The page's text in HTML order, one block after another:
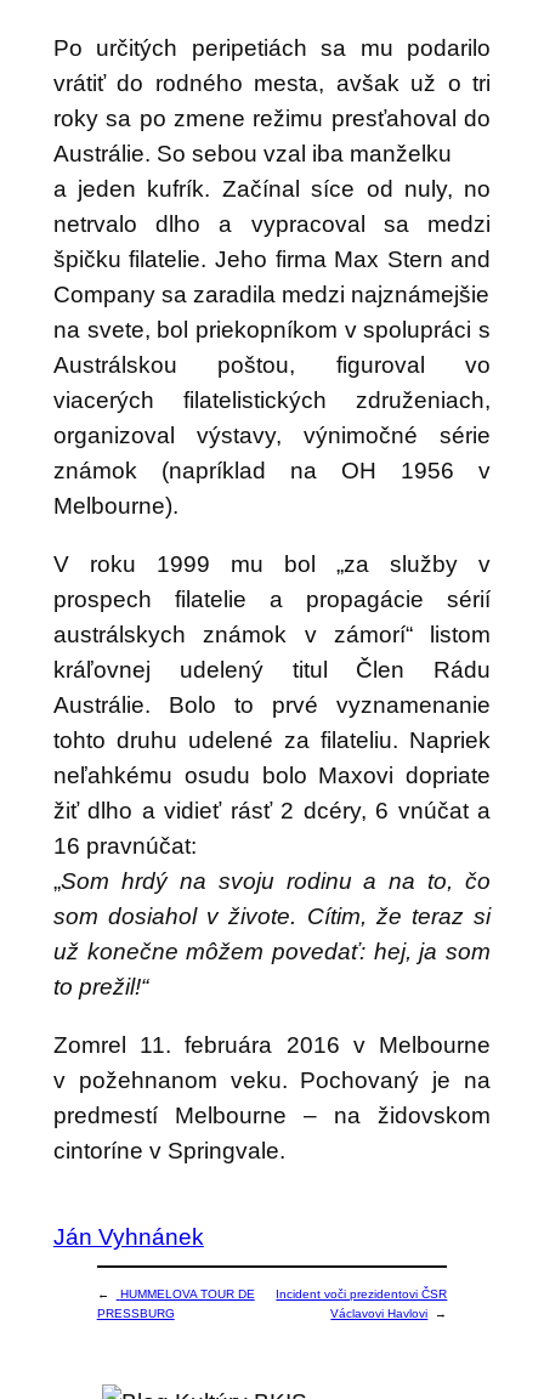
Po určitých peripetiách sa mu podarilo
vrátiť do rodného mesta, avšak už o tri
roky sa po zmene režimu presťahoval do
Austrálie. So sebou vzal iba manželku
a jeden kufrík. Začínal síce od nuly, no
netrvalo dlho a vypracoval sa medzi
špičku filatelie. Jeho firma Max Stern and
Company sa zaradila medzi najznámejšie
na svete, bol priekopníkom v spolupráci s
Austrálskou poštou, figuroval vo
viacerých filatelistických združeniach,
organizoval výstavy, výnimočné série
známok (napríklad na OH 1956 v
Melbourne).
V roku 1999 mu bol „za služby v
prospech filatelie a propagácie sérií
austrálskych známok v zámorí“ listom
kráľovnej udelený titul Člen Rádu
Austrálie. Bolo to prvé vyznamenanie
tohto druhu udelené za filateliu. Napriek
neľahkému osudu bolo Maxovi dopriate
žiť dlho a vidieť rásť 2 dcéry, 6 vnúčat a
16 pravnúčat:
„Som hrdý na svoju rodinu a na to, čo
som dosiahol v živote. Cítim, že teraz si
už konečne môžem povedať: hej, ja som
to prežil!“
Zomrel 11. februára 2016 v Melbourne
v požehnanom veku. Pochovaný je na
predmestí Melbourne – na židovskom
cintoríne v Springvale.
Ján Vyhnánek
←
HUMMELOVA TOUR DE
PRESSBURG
Incident voči prezidentovi ČSR
Václavovi Havlovi
→